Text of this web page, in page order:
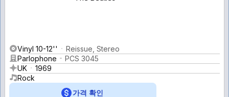
Vinyl 10-12''
Reissue, Stereo
Parlophone
PCS 3045
UK
1969
Rock
가격 확인